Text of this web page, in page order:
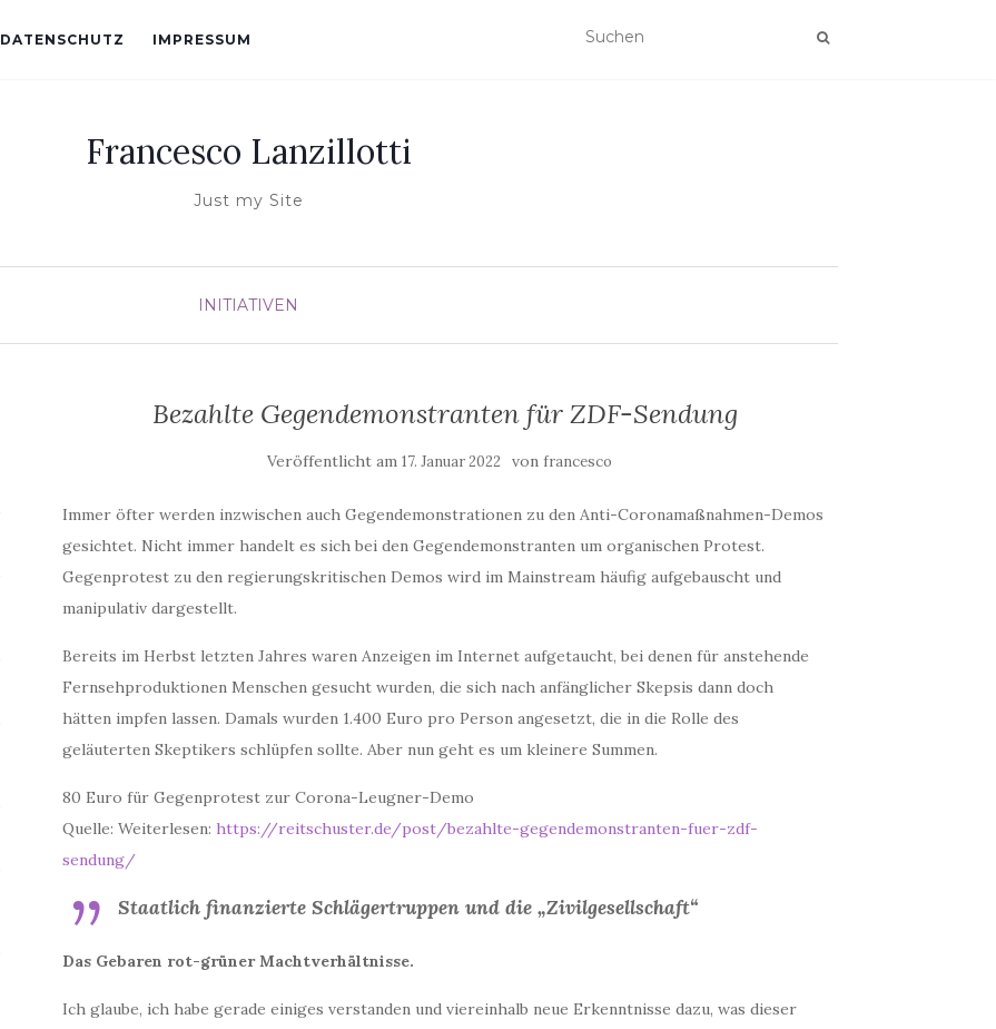
DATENSCHUTZ IMPRESSUM
Francesco Lanzillotti
Just my Site
INITIATIVEN
Bezahlte Gegendemonstranten für ZDF-Sendung
Veröffentlicht am 17. Januar 2022 von francesco
Immer öfter werden inzwischen auch Gegendemonstrationen zu den Anti-Coronamaßnahmen-Demos
gesichtet. Nicht immer handelt es sich bei den Gegendemonstranten um organischen Protest.
Gegenprotest zu den regierungskritischen Demos wird im Mainstream häufig aufgebauscht und
manipulativ dargestellt.
Bereits im Herbst letzten Jahres waren Anzeigen im Internet aufgetaucht, bei denen für anstehende
Fernsehproduktionen Menschen gesucht wurden, die sich nach anfänglicher Skepsis dann doch
hätten impfen lassen. Damals wurden 1.400 Euro pro Person angesetzt, die in die Rolle des
geläuterten Skeptikers schlüpfen sollte. Aber nun geht es um kleinere Summen.
80 Euro für Gegenprotest zur Corona-Leugner-Demo
Quelle: Weiterlesen: https://reitschuster.de/post/bezahlte-gegendemonstranten-fuer-zdf-
sendung/
Staatlich finanzierte Schlägertruppen und die „Zivilgesellschaft“
Das Gebaren rot-grüner Machtverhältnisse.
Ich glaube, ich habe gerade einiges verstanden und viereinhalb neue Erkenntnisse dazu, was dieser